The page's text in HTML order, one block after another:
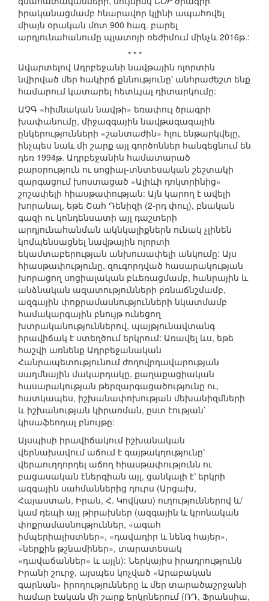
իրականացմամբ հնարավոր կլինի ապահովել
միայն օրական մոտ 900 հազ. բարել
արդյունահանումը պլատոյի ռեժիմում մինչև 2016թ.:
* * *
Ավարտելով Ադրբեջանի նավթային ոլորտին
նվիրված մեր հակիրճ քննությունը՝ անհրաժեշտ ենք
համարում կատարել հետևյալ դիտարկումը:
ԱՉԳ «հիմնական նավթի» եռափուլ ծրագրի
խափանումը, միջազգային նավթագազային
ընկերությունների «շանտաժին» հլու ենթարկվելը,
ինչպես նաև մի շարք այլ գործոններ հանգեցնում են
դեռ 1994թ. Ադրբեջանին համատարած
բարօրություն ու սոցիալ-տնտեսական շեշտակի
զարգացում խոստացած «Ալիևի դոկտրինից»
շոշափելի հիասթափության: Այն կարող է ավելի
խորանալ, եթե Շահ Դենիզի (2-րդ փուլ), բնական
գազի ու կոնդենսատի այլ դաշտերի
արդյունահանման ակնկալիքներն ունակ չլինեն
կոմպենսացնել նավթային ոլորտի
եկամտաբերության անխուսափելի անկումը: Այս
հիասթափությունը, զուգորդված հասարակության
խորացող սոցիալական բևեռացմամբ, հանրային և
անձնական ազատությունների բռնաճնշմամբ,
ազգային փոքրամասնությունների նկատմամբ
համակարգային բնույթ ունեցող
խտրականություններով, պայթյունավտանգ
իրավիճակ է ստեղծում երկրում: Առավել ևս, եթե
հաշվի առնենք Ադրբեջանական
Հանրապետությունում ժողովրդավարության
սաղմնային մակարդակը, քաղաքացիական
հասարակության թերզարգացածությունը ու,
հատկապես, իշխանափոխության մեխանիզմների
և իշխանության կիրառման, ըստ էության՝
կիսաֆեոդալ բնույթը:
Այսպիսի իրավիճակում իշխանական
վերնախավում աճում է գայթակղությունը՝
վերաուղղորդել աճող հիասթափությունն ու
բացասական էներգիան այլ, ցանկալի է՝ երկրի
ազգային սահմաններից դուրս (Արցախ,
Հայաստան, Իրան, Հ. Կովկաս) ուղություններով և/
կամ դեպի այլ թիրախներ (ազգային և կրոնական
փոքրամասնություններ, «ագահ
իմպերիալիստներ», «դավադիր և նենգ հայեր»,
«ներքին թշնամիներ», տարատեսակ
«դավաճաններ» և այլն): Ներկայիս իրադրությունն
Իրանի շուրջ, այսպես կոչված «Արաբական
գարնան» իրողությունները և մեր տարածաշրջանի
համար էական մի շարք երկրներում (ՌԴ, Ֆրանսիա,